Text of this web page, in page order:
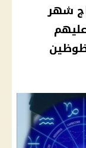
٣٦٠ درجة...٥ ابراج شهر
عليهم